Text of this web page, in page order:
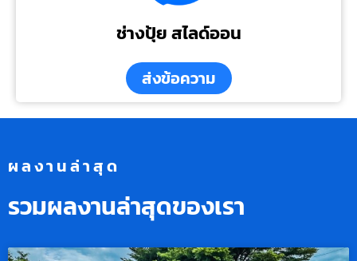
ช่างปุ้ย สไลด์ออน
ส่งข้อความ
ผลงานล่าสุด
รวมผลงานล่าสุดของเรา